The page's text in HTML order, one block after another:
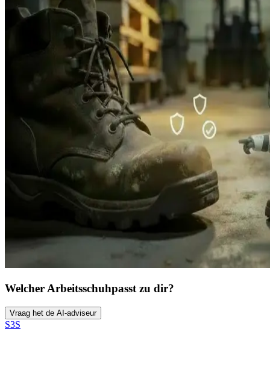
Welcher Arbeitsschuhpasst zu dir?
Vraag het de AI-adviseur
S3S